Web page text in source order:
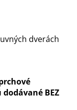
dverách
BEZ